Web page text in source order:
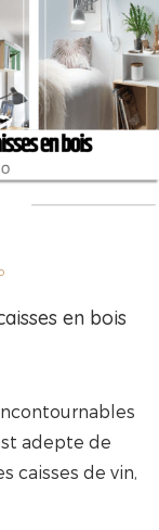
en bois
adepte de
caisses de vin,